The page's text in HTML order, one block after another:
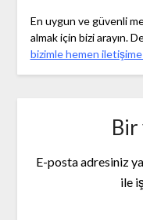
En uygun ve güvenli
almak için bizi arayın.
bizimle hemen
Bir
E-posta adresiniz
ile